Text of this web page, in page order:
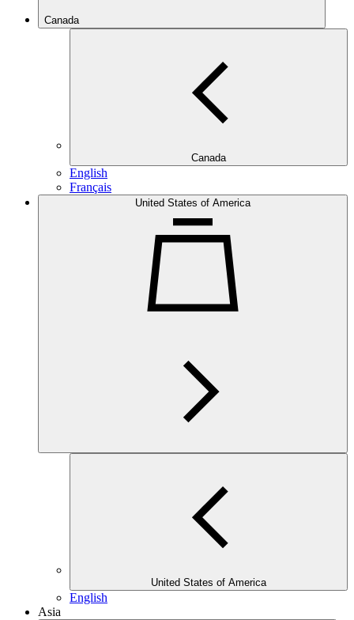
Canada
Canada
English
Français
United States of America
United States of America
English
Asia